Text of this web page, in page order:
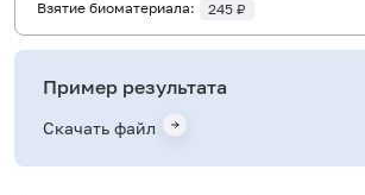
Взятие биоматериала: 245 ₽
Пример результата
Скачать файл